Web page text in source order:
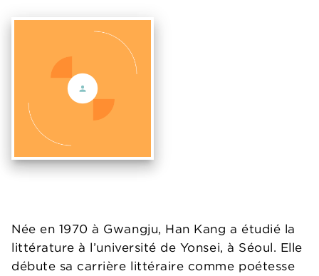
Née en 1970 à Gwangju, Han Kang a étudié la
littérature à l’université de Yonsei, à Séoul. Elle
débute sa carrière littéraire comme poétesse